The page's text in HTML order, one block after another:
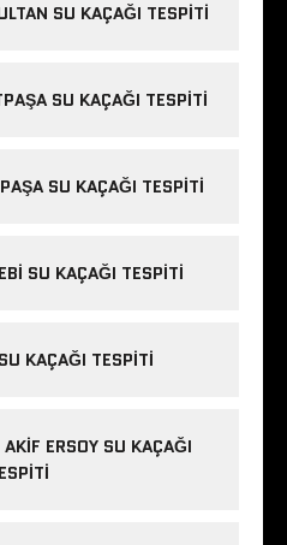
SU KAÇAĞI TESPITI
SU KAÇAĞI TESPITI
SU KAÇAĞI TESPITI
SU KAÇAĞI TESPITI
KAÇAĞI TESPITI
ERSOY SU KAÇAĞI